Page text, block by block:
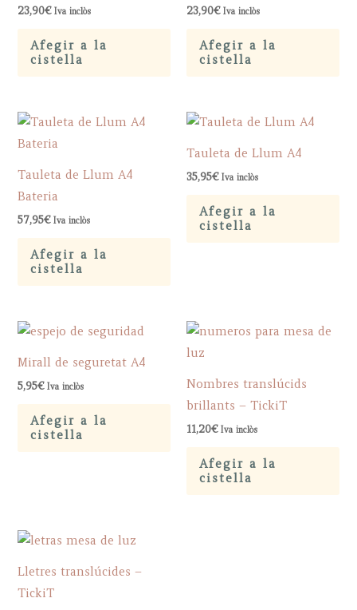
23,90€ Iva inclòs
Afegir a la
cistella
23,90€ Iva inclòs
Afegir a la
cistella
Tauleta de Llum A4
Bateria
57,95€ Iva inclòs
Afegir a la
cistella
Tauleta de Llum A4
35,95€ Iva inclòs
Afegir a la
cistella
Mirall de seguretat A4
5,95€ Iva inclòs
Afegir a la
cistella
Nombres translúcids
brillants – TickiT
11,20€ Iva inclòs
Afegir a la
cistella
Lletres translúcides –
TickiT